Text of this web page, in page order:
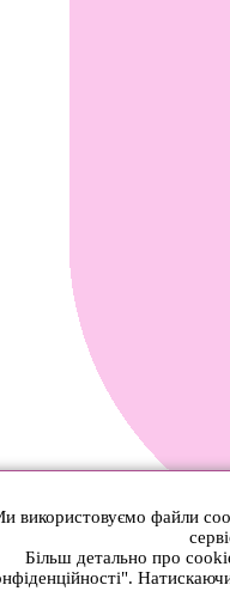
використовуємо файли
Більш детально про